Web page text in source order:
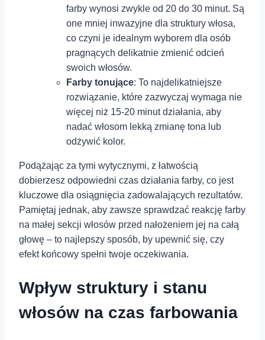
farby wynosi zwykle od 20 do 30 minut. Są
one mniej inwazyjne dla struktury włosa,
co czyni je idealnym wyborem dla osób
⁣pragnących delikatnie zmienić odcień
swoich włosów.
Farby tonujące: To najdelikatniejsze
rozwiązanie,⁤ które⁢ zazwyczaj wymaga nie
więcej niż 15-20 minut działania, aby
nadać włosom lekką zmianę tona lub
odżywić kolor.
Podążając za tymi wytycznymi, z⁣ łatwością
dobierzesz odpowiedni czas działania farby, co jest
kluczowe dla osiągnięcia zadowalających rezultatów.
Pamiętaj jednak, aby zawsze sprawdzać reakcję farby
na małej sekcji włosów przed nałożeniem jej na całą
głowę – to najlepszy sposób, by upewnić się, czy
efekt ⁢końcowy spełni ⁣twoje oczekiwania.
Wpływ struktury i stanu
włosów na czas farbowania